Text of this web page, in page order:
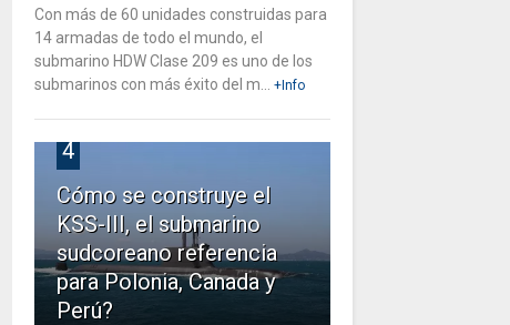
Con más de 60 unidades construidas para
14 armadas de todo el mundo, el
submarino HDW Clase 209 es uno de los
submarinos con más éxito del m...
+Info
4
Cómo se construye el
KSS-III, el submarino
sudcoreano referencia
para Polonia, Canada y
Perú?